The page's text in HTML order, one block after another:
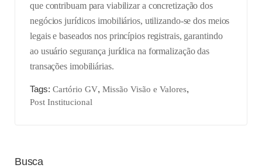
que contribuam para viabilizar a concretização dos
negócios jurídicos imobiliários, utilizando-se dos meios
legais e baseados nos princípios registrais, garantindo
ao usuário segurança jurídica na formalização das
transações imobiliárias.
Tags: Cartório GV, Missão Visão e Valores,
Post Institucional
Busca